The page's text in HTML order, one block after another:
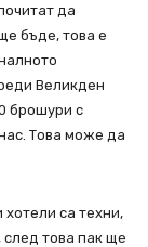
да
бъде, това е
Великден
брошури с
Това може да
са техни,
след това пак ще